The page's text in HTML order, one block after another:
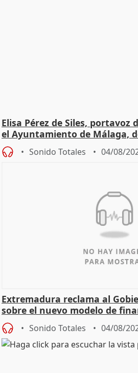
Elisa Pérez de Siles, portavoz
el Ayuntamiento de Málaga,
Sonido Totales 04/08/
Extremadura reclama al
sobre el nuevo modelo de
Sonido Totales 04/08/